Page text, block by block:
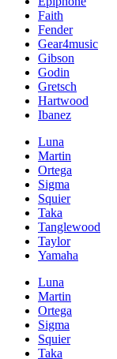
Faith
Fender
Gear4music
Gibson
Godin
Gretsch
Hartwood
Ibanez
Luna
Martin
Ortega
Sigma
Squier
Taka
Tanglewood
Taylor
Yamaha
Luna
Martin
Ortega
Sigma
Squier
Taka